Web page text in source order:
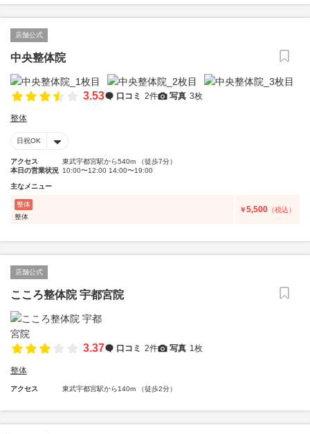
店舗公式
中央整体院
3.53 口コミ 2件 写真 3枚
整体
日祝OK
アクセス
東武宇都宮駅から540m （徒歩7分）
本日の営業状況 10:00〜12:00 14:00〜19:00
主なメニュー
整体
整体
￥5,500 （税込）
店舗公式
こころ整体院 宇都宮院
3.37 口コミ 2件 写真 1枚
整体
アクセス 東武宇都宮駅から140m （徒歩2分）